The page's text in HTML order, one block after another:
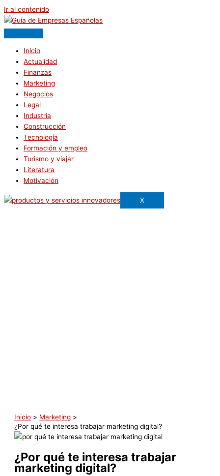
Ir al contenido
Inicio
Actualidad
Finanzas
Marketing
Negocios
Legal
Industria
Construcción
Tecnología
Formación y empleo
Turismo y viajar
Literatura
Motivación
X
Inicio
Marketing
¿Por qué te interesa trabajar marketing digital?
¿Por qué te interesa trabajar
marketing digital?